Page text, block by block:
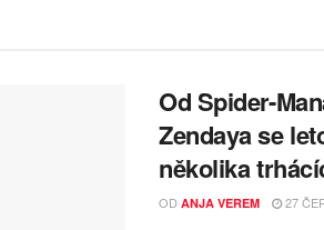
Od Spider-
Zendaya se
několika
OD ANJA VEREM 27